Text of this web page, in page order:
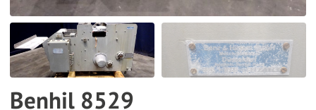
Touch
device
can
Benhil 8529